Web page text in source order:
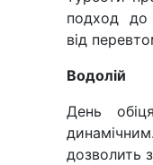
подход до
від
Водолій
День
дозволить